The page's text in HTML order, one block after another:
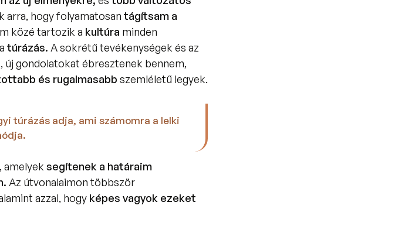
arra, hogy folyamatosan tágítsam a
közé tartozik a kultúra minden
túrázás. A sokrétű tevékenységek és az
új gondolatokat ébresztenek bennem,
és rugalmasabb
túrázás adja, ami számomra a lelki
amelyek segítenek a határaim
azzal, hogy képes vagyok ezeket